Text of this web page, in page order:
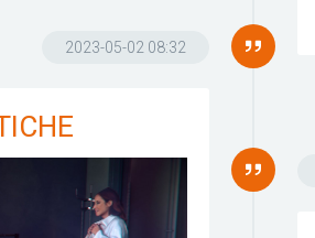
2023-05-02 08:32